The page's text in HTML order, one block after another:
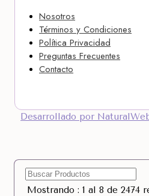
Nosotros
Términos y Condiciones
Política Privacidad
Preguntas Frecuentes
Contacto
Desarrollado por
Mostrando : 1 al 8 de 2474